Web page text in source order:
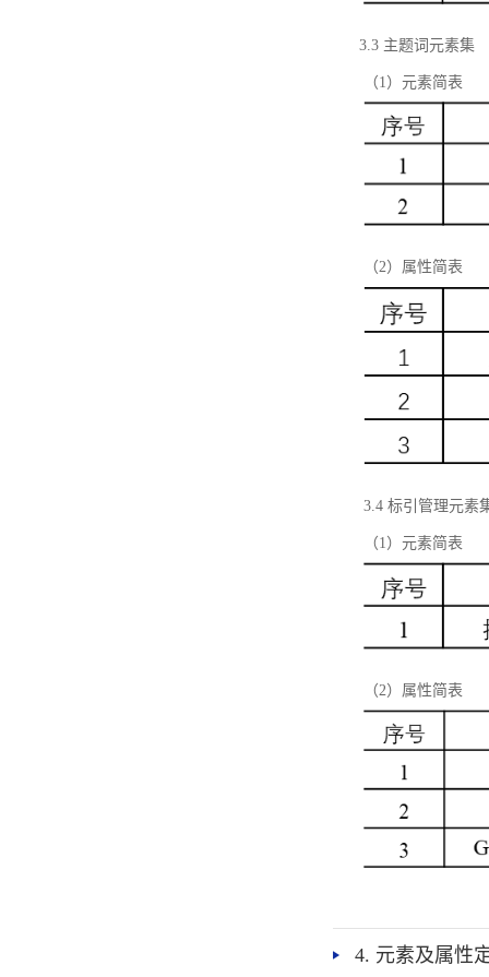
3.3 主题词元素集
（1）元素简表
（2）属性简表
3.4 标引管理元素
（1）元素简表
（2）属性简表
4. 元素及属性